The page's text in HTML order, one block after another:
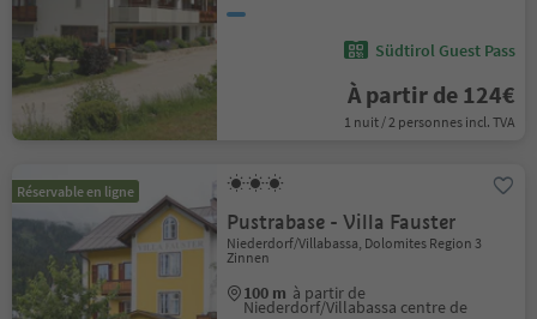
Südtirol Guest Pass
À partir de 124€
1 nuit / 2 personnes incl. TVA
Réservable en ligne
Pustrabase - Villa Fauster
Niederdorf/Villabassa, Dolomites Region 3
Zinnen
100 m à partir de
Niederdorf/Villabassa centre de